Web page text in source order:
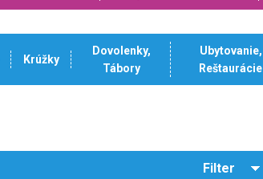
Krúžky
Dovolenky,
Tábory
Ubytovanie,
Reštaurácie
Filter